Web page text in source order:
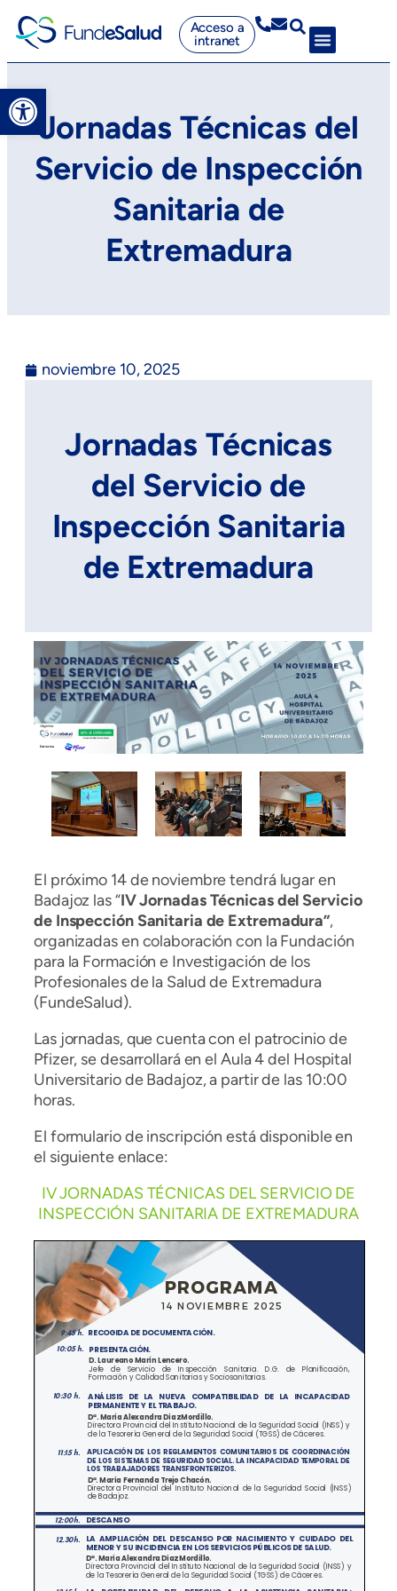
Abrir barra de herramientas
Acceso a
intranet
Jornadas Técnicas del
Servicio de Inspección
Sanitaria de
Extremadura
noviembre 10, 2025
Jornadas Técnicas
del Servicio de
Inspección Sanitaria
de Extremadura
El próximo 14 de noviembre tendrá lugar en
Badajoz las “IV Jornadas Técnicas del Servicio
de Inspección Sanitaria de Extremadura”,
organizadas en colaboración con la Fundación
para la Formación e Investigación de los
Profesionales de la Salud de Extremadura
(FundeSalud).
Las jornadas, que cuenta con el patrocinio de
Pfizer, se desarrollará en el Aula 4 del Hospital
Universitario de Badajoz, a partir de las 10:00
horas.
El formulario de inscripción está disponible en
el siguiente enlace:
IV JORNADAS TÉCNICAS DEL SERVICIO DE
INSPECCIÓN SANITARIA DE EXTREMADURA